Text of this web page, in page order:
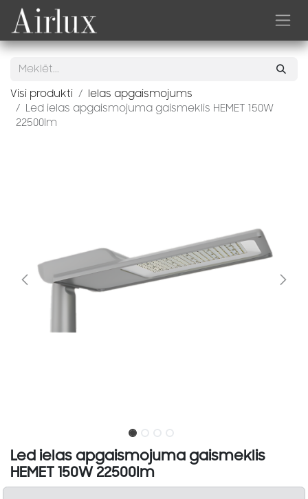
Skip to Content
Visi produkti
Ielas apgaismojums
Led ielas apgaismojuma gaismeklis HEMET 150W
22500lm
Led ielas apgaismojuma gaismeklis
HEMET 150W 22500lm